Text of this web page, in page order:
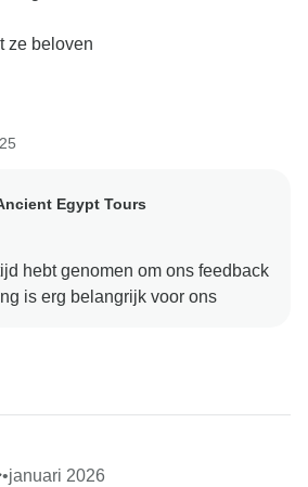
ze beloven
Egypt Tours
hebt genomen om ons feedback
•januari 2026